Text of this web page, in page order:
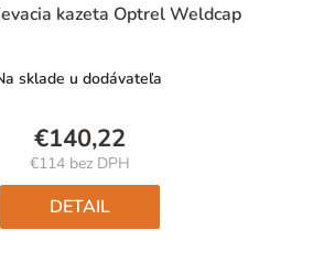
kazeta Optrel Weldcap
sklade u dodávateľa
€140,22
€114 bez DPH
Jednotková
cena:
DETAIL